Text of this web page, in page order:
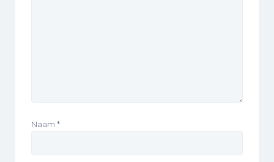
Naam *